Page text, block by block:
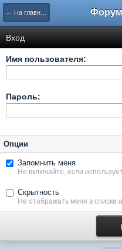
← На главную
Вход
Имя пользователя:
Пароль:
Опции
Запомнить меня
Не включайте, если
Скрытность
Не отображать меня в списке